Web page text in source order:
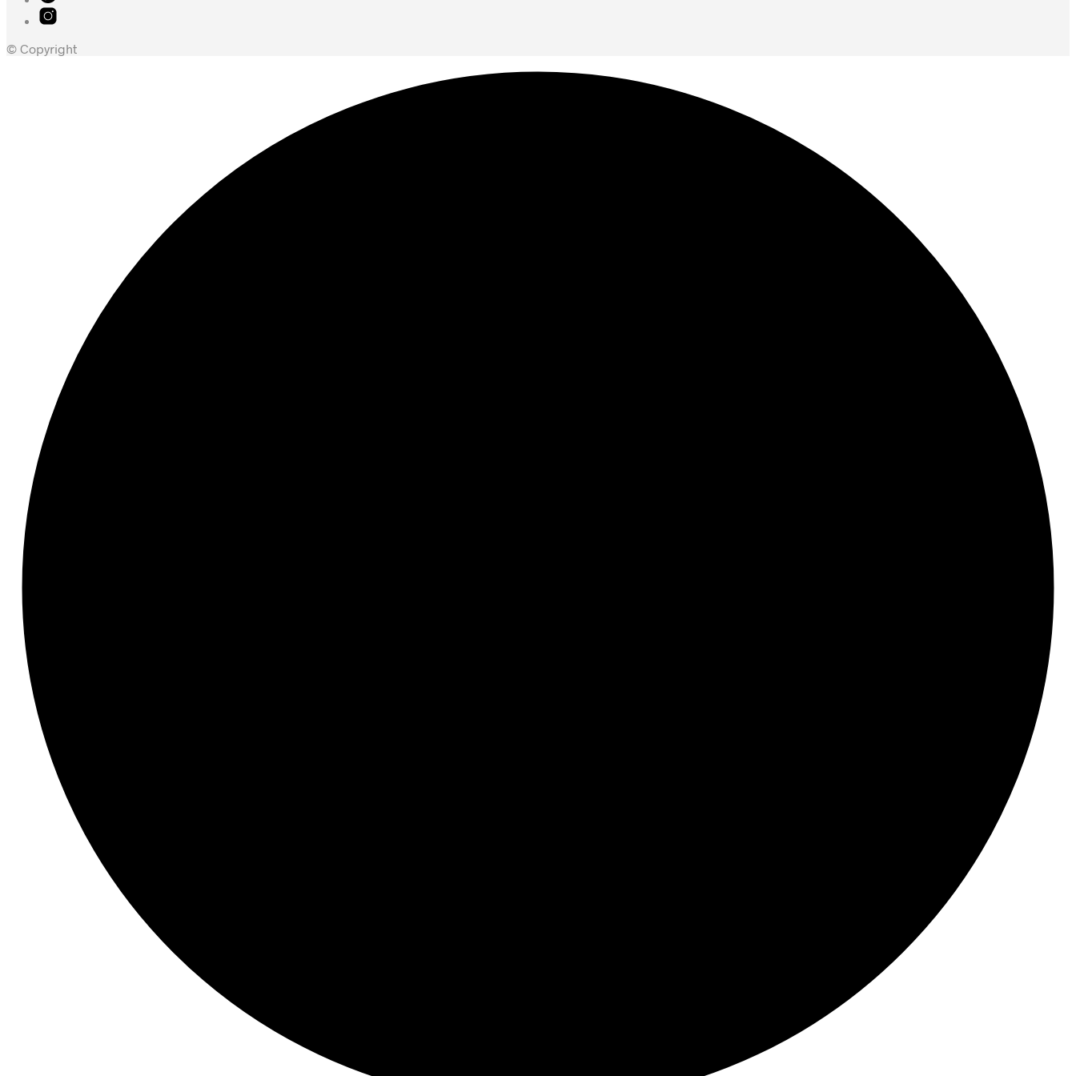
© Copyright